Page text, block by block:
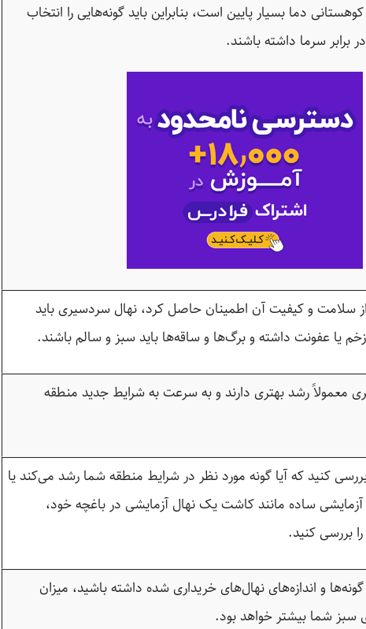
دما بسیار پایین است، بنابراین باید گونه‌هایی را انتخاب
سرما داشته باشند.
از سلامت و کیفیت آن اطمینان حاصل کرد، نهال سردسیری باید
یا عفونت داشته و برگ‌ها و ساقه‌ها باید سبز و سالم باشند.
معمولاً رشد بهتری دارند و به سرعت به شرایط جدید منطقه
کنید که آیا گونه مورد نظر در شرایط منطقه شما رشد می‌کند یا
آزمایشی ساده مانند کاشت یک نهال آزمایشی در باغچه خود،
بررسی کنید.
و اندازه‌های نهال‌های خریداری شده داشته باشید، میزان
سبز شما بیشتر خواهد بود.